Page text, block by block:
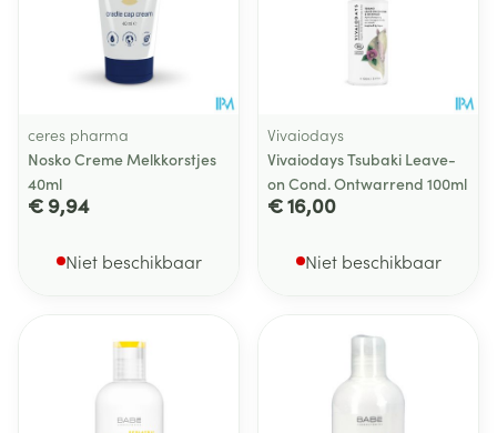
ceres pharma
Nosko Creme Melkkorstjes
40ml
€ 9,94
Niet beschikbaar
Vivaiodays
Vivaiodays Tsubaki Leave-
on Cond. Ontwarrend 100ml
€ 16,00
Niet beschikbaar